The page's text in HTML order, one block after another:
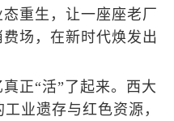
重生，让一座座老厂
场，在新时代焕发出
正“活”了起来。西大
业遗存与红色资源，